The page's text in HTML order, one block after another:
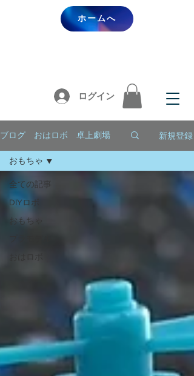
ログイン
ホームへ
ブログ おはロボ 卓上劇場 新規登録
全ての記事
DIYロボ
おもちゃ
おもちゃ